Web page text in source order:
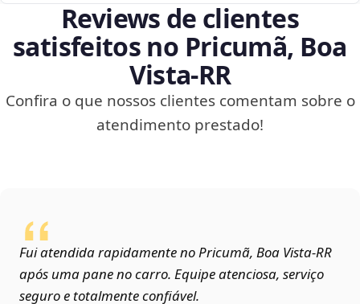
Reviews de clientes
satisfeitos no Pricumã, Boa
Vista‑RR
Confira o que nossos clientes comentam sobre o
atendimento prestado!
Fui atendida rapidamente no Pricumã, Boa Vista‑RR
após uma pane no carro. Equipe atenciosa, serviço
seguro e totalmente confiável.